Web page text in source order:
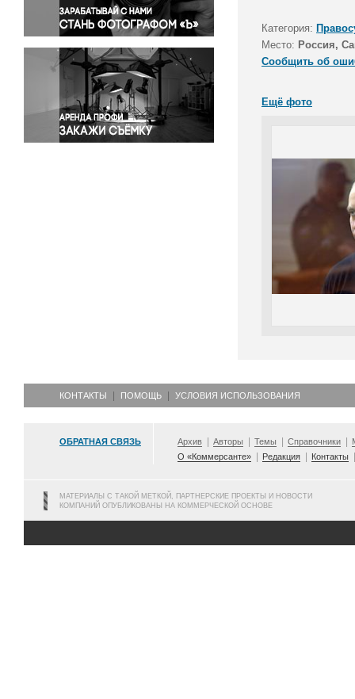
Происшествия и конфликты
Религия
Светская жизнь
Спорт
Экология
Экономика и бизнес
Категория:
Место: Россия,
Сообщить об
Ещё фото
КОНТАКТЫ ПОМОЩЬ УСЛОВИЯ ИСПОЛЬЗОВАНИЯ
ОБРАТНАЯ СВЯЗЬ Архив Авторы Темы Справочники
О «Коммерсанте»
Редакция Контакты
МАТЕРИАЛЫ С ТАКОЙ МЕТКОЙ, ПАРТНЕРСКИЕ ПРОЕКТЫ И НОВОСТИ
КОМПАНИЙ ОПУБЛИКОВАНЫ НА КОММЕРЧЕСКОЙ ОСНОВЕ